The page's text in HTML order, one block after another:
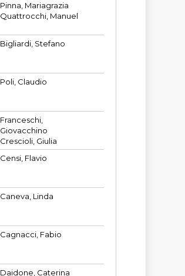
Pinna, Mariagrazia
Quattrocchi, Manuel
Bigliardi, Stefano
Poli, Claudio
Franceschi,
Giovacchino
Crescioli, Giulia
Censi, Flavio
Caneva, Linda
Cagnacci, Fabio
Daidone, Caterina